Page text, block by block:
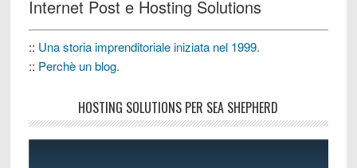
Internet Post e Hosting Solutions
:: Una storia imprenditoriale iniziata nel 1999.
:: Perchè un blog.
HOSTING SOLUTIONS PER SEA SHEPHERD